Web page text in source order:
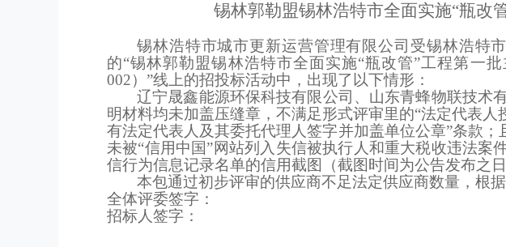
锡林郭勒盟锡林浩特市全面实施“瓶改
锡林浩特市城市更新运营管理有限公司受锡林浩特
的“锡林郭勒盟锡林浩特市全面实施“瓶改管”工程第一
002）”线上的招投标活动中，出现了以下情形：
辽宁晟鑫能源环保科技有限公司、山东青蜂物联技术
明材料均未加盖压缝章，不满足形式评审里的“法定代表人
有法定代表人及其委托代理人签字并加盖单位公章”条款
未被“信用中国”网站列入失信被执行人和重大税收违法
信行为信息记录名单的信用截图（截图时间为公告发布之
本包通过初步评审的供应商不足法定供应商数量，根
全体评委签字：
招标人签字：